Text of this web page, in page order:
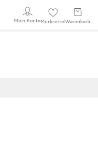
Mein KontoMerkzettel Warenkorb